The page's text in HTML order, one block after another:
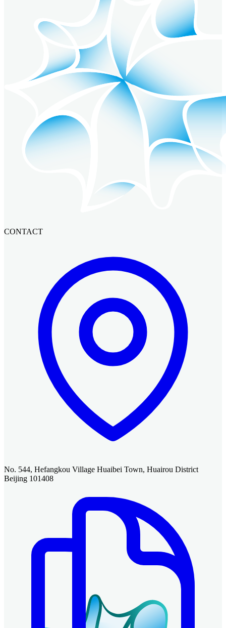
CONTACT
No. 544, Hefangkou Village Huaibei Town, Huairou District
Beijing 101408